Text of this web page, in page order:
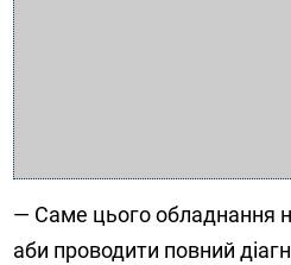
— Саме цього обладнання
аби проводити повний